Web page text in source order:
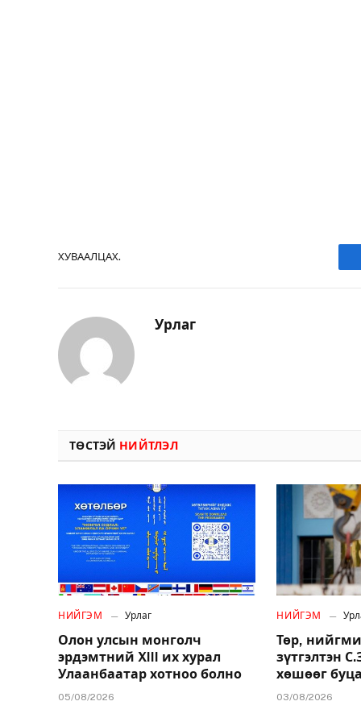
ХУВААЛЦАХ.
Урлаг
ТӨСТЭЙ НИЙТЛЭЛ
НИЙГЭМ Урлаг
Олон улсын монголч
эрдэмтний XIII их хурал
Улаанбаатар хотноо болно
05/08/2026
НИЙГЭМ
Төр,
зүтгэлтэн
хөшөөг
03/08/2026